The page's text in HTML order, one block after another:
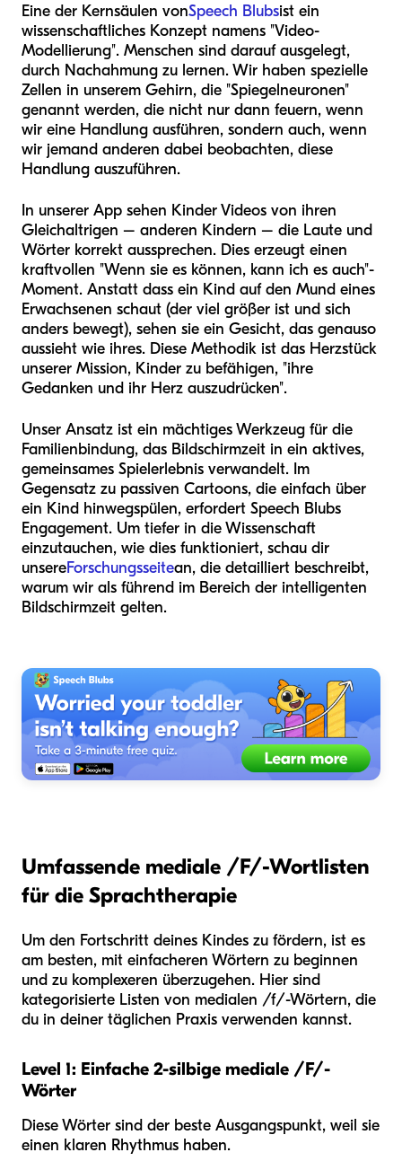
Eine der Kernsäulen vonSpeech Blubsist ein
wissenschaftliches Konzept namens "Video-
Modellierung". Menschen sind darauf ausgelegt,
durch Nachahmung zu lernen. Wir haben spezielle
Zellen in unserem Gehirn, die "Spiegelneuronen"
genannt werden, die nicht nur dann feuern, wenn
wir eine Handlung ausführen, sondern auch, wenn
wir jemand anderen dabei beobachten, diese
Handlung auszuführen.
In unserer App sehen Kinder Videos von ihren
Gleichaltrigen – anderen Kindern – die Laute und
Wörter korrekt aussprechen. Dies erzeugt einen
kraftvollen "Wenn sie es können, kann ich es auch"-
Moment. Anstatt dass ein Kind auf den Mund eines
Erwachsenen schaut (der viel größer ist und sich
anders bewegt), sehen sie ein Gesicht, das genauso
aussieht wie ihres. Diese Methodik ist das Herzstück
unserer Mission, Kinder zu befähigen, "ihre
Gedanken und ihr Herz auszudrücken".
Unser Ansatz ist ein mächtiges Werkzeug für die
Familienbindung, das Bildschirmzeit in ein aktives,
gemeinsames Spielerlebnis verwandelt. Im
Gegensatz zu passiven Cartoons, die einfach über
ein Kind hinwegspülen, erfordert Speech Blubs
Engagement. Um tiefer in die Wissenschaft
einzutauchen, wie dies funktioniert, schau dir
unsereForschungsseitean, die detailliert beschreibt,
warum wir als führend im Bereich der intelligenten
Bildschirmzeit gelten.
Umfassende mediale /F/-Wortlisten
für die Sprachtherapie
Um den Fortschritt deines Kindes zu fördern, ist es
am besten, mit einfacheren Wörtern zu beginnen
und zu komplexeren überzugehen. Hier sind
kategorisierte Listen von medialen /f/-Wörtern, die
du in deiner täglichen Praxis verwenden kannst.
Level 1: Einfache 2-silbige mediale /F/-
Wörter
Diese Wörter sind der beste Ausgangspunkt, weil sie
einen klaren Rhythmus haben.